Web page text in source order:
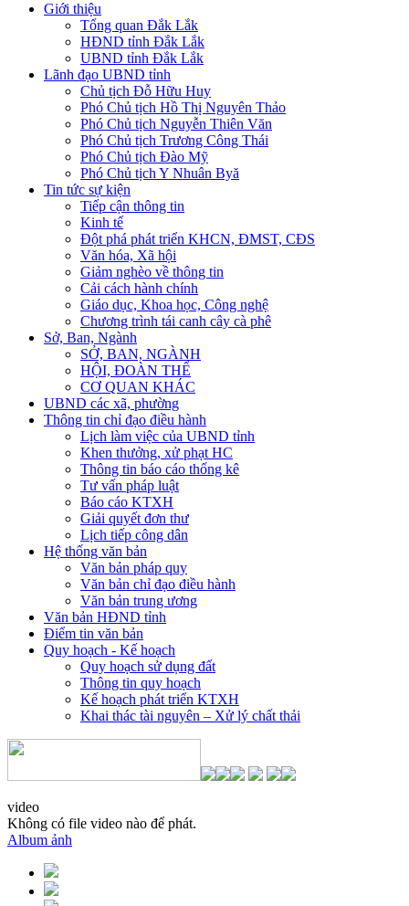
Giới thiệu
Tổng quan Đắk Lắk
HĐND tỉnh Đắk Lắk
UBND tỉnh Đắk Lắk
Lãnh đạo UBND tỉnh
Chủ tịch Đỗ Hữu Huy
Phó Chủ tịch Hồ Thị Nguyên Thảo
Phó Chủ tịch Nguyễn Thiên Văn
Phó Chủ tịch Trương Công Thái
Phó Chủ tịch Đào Mỹ
Phó Chủ tịch Y Nhuân Byă
Tin tức sự kiện
Tiếp cận thông tin
Kinh tế
Đột phá phát triển KHCN, ĐMST, CĐS
Văn hóa, Xã hội
Giảm nghèo về thông tin
Cải cách hành chính
Giáo dục, Khoa học, Công nghệ
Chương trình tái canh cây cà phê
Sở, Ban, Ngành
SỞ, BAN, NGÀNH
HỘI, ĐOÀN THỂ
CƠ QUAN KHÁC
UBND các xã, phường
Thông tin chỉ đạo điều hành
Lịch làm việc của UBND tỉnh
Khen thưởng, xử phạt HC
Thông tin báo cáo thống kê
Tư vấn pháp luật
Báo cáo KTXH
Giải quyết đơn thư
Lịch tiếp công dân
Hệ thống văn bản
Văn bản pháp quy
Văn bản chỉ đạo điều hành
Văn bản trung ương
Văn bản HĐND tỉnh
Điểm tin văn bản
Quy hoạch - Kế hoạch
Quy hoạch sử dụng đất
Thông tin quy hoạch
Kế hoạch phát triển KTXH
Khai thác tài nguyên – Xử lý chất thải
video
Không có file video nào để phát.
Album ảnh